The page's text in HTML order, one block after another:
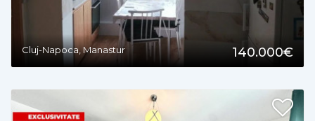
Cluj-Napoca, Manastur 140.000€